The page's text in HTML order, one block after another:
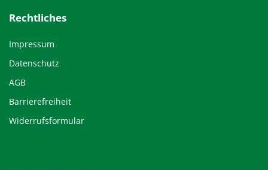
Rechtliches
Impressum
Datenschutz
AGB
Barrierefreiheit
Widerrufsformular